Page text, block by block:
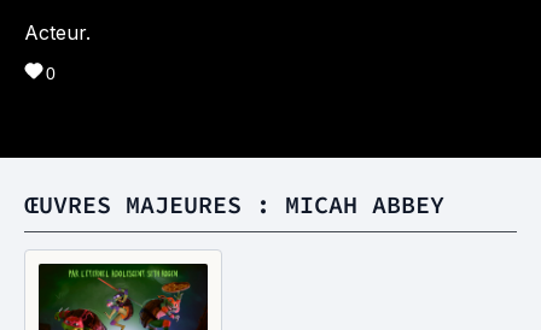
Acteur.
0
ŒUVRES MAJEURES : MICAH ABBEY